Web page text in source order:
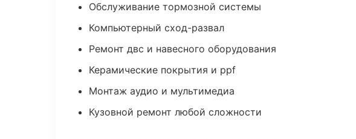
Обслуживание тормозной системы
Компьютерный сход-развал
Ремонт двс и навесного оборудования
Керамические покрытия и ppf
Монтаж аудио и мультимедиа
Кузовной ремонт любой сложности